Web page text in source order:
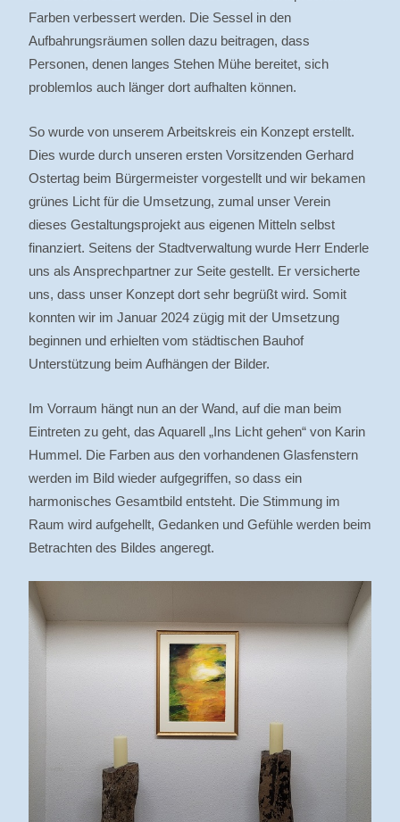
Farben verbessert werden. Die Sessel in den
Aufbahrungsräumen sollen dazu beitragen, dass
Personen, denen langes Stehen Mühe bereitet, sich
problemlos auch länger dort aufhalten können.
So wurde von unserem Arbeitskreis ein Konzept erstellt.
Dies wurde durch unseren ersten Vorsitzenden Gerhard
Ostertag beim Bürgermeister vorgestellt und wir bekamen
grünes Licht für die Umsetzung, zumal unser Verein
dieses Gestaltungsprojekt aus eigenen Mitteln selbst
finanziert. Seitens der Stadtverwaltung wurde Herr Enderle
uns als Ansprechpartner zur Seite gestellt. Er versicherte
uns, dass unser Konzept dort sehr begrüßt wird. Somit
konnten wir im Januar 2024 zügig mit der Umsetzung
beginnen und erhielten vom städtischen Bauhof
Unterstützung beim Aufhängen der Bilder.
Im Vorraum hängt nun an der Wand, auf die man beim
Eintreten zu geht, das Aquarell „Ins Licht gehen“ von Karin
Hummel. Die Farben aus den vorhandenen Glasfenstern
werden im Bild wieder aufgegriffen, so dass ein
harmonisches Gesamtbild entsteht. Die Stimmung im
Raum wird aufgehellt, Gedanken und Gefühle werden beim
Betrachten des Bildes angeregt.